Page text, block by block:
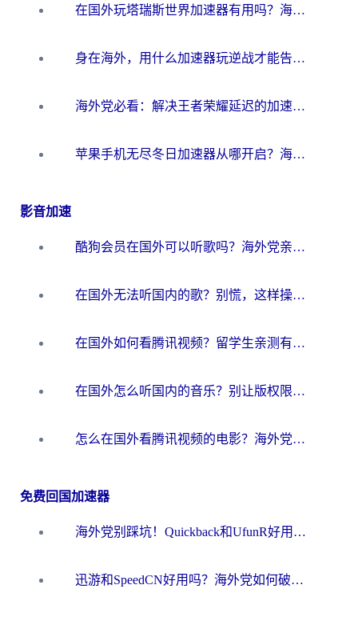
在国外玩塔瑞斯世界加速器有用吗？海外玩家亲测后的真实答案
身在海外，用什么加速器玩逆战才能告别延迟？
海外党必看：解决王者荣耀延迟的加速器终极指南——从EVE到猫和老鼠，一个工具全搞定
苹果手机无尽冬日加速器从哪开启？海外玩家的冬日生存指南
影音加速
酷狗会员在国外可以听歌吗？海外党亲测有效：3步解决音乐权限难题
在国外无法听国内的歌？别慌，这样操作就能畅听QQ音乐（附亲测加速器推荐）
在国外如何看腾讯视频？留学生亲测有效的回国加速方案
在国外怎么听国内的音乐？别让版权限制断了你的华语歌单
怎么在国外看腾讯视频的电影？海外党亲测有效的回国加速指南
免费回国加速器
海外党别踩坑！Quickback和UfunR好用吗？选对回国加速器才能无缝刷国内资源
迅游和SpeedCN好用吗？海外党如何破解那道看不见的墙